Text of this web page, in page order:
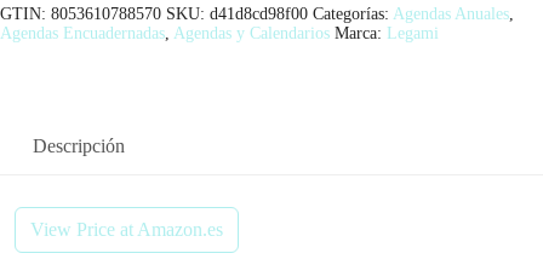
GTIN: 8053610788570 SKU: d41d8cd98f00 Categorías: Agendas Anuales,
Agendas Encuadernadas, Agendas y Calendarios Marca: Legami
Descripción
View Price at Amazon.es